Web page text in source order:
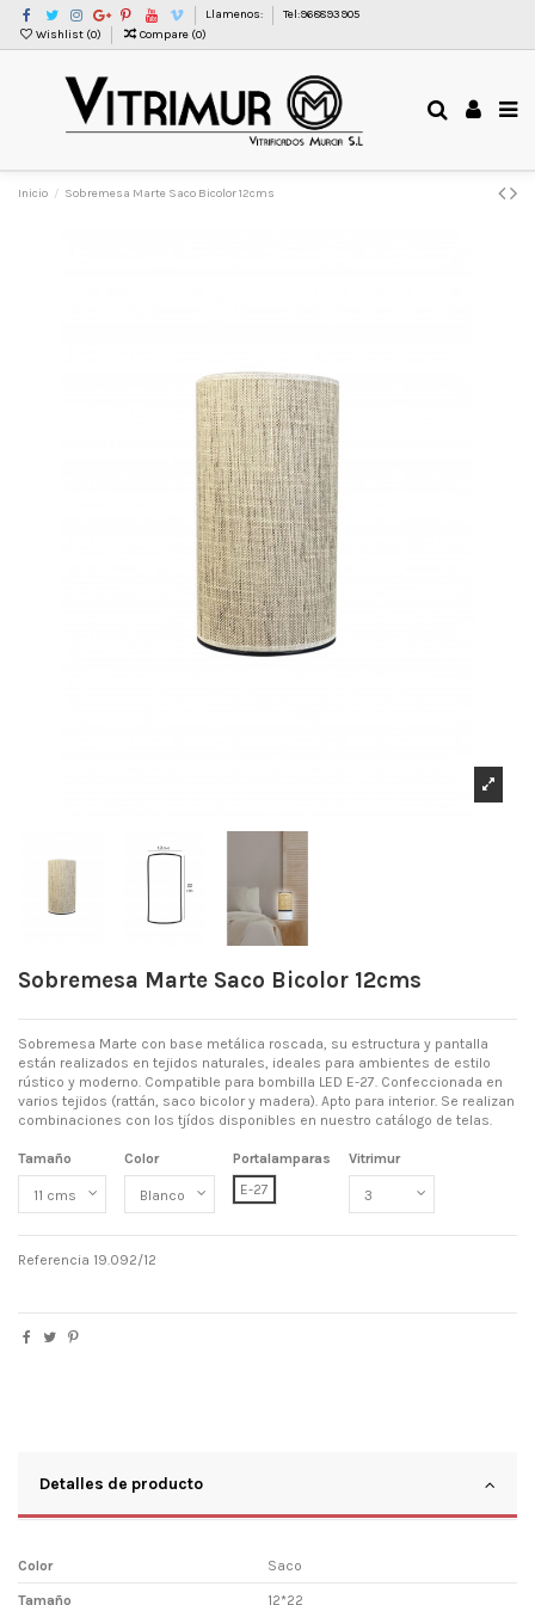
Llamenos:
Tel:968893905
Wishlist (0) Compare (0)
Inicio Sobremesa Marte Saco Bicolor 12cms
Sobremesa Marte Saco Bicolor 12cms
Sobremesa Marte con base metálica roscada, su estructura y pantalla
están realizados en tejidos naturales, ideales para ambientes de estilo
rústico y moderno. Compatible para bombilla LED E-27. Confeccionada en
varios tejidos (rattán, saco bicolor y madera). Apto para interior. Se realizan
combinaciones con los tjídos disponibles en nuestro catálogo de telas.
Tamaño Color
Portalamparas
E-27
Vitrimur
Referencia 19.092/12
Detalles de producto
Color Saco
Tamaño 12*22